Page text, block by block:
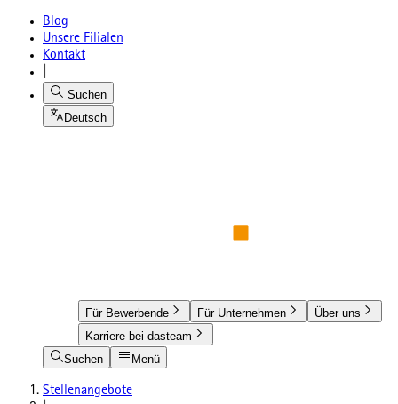
Blog
Unsere Filialen
Kontakt
Suchen
Deutsch
Für Bewerbende Für Unternehmen
Über uns
Karriere bei dasteam
Suchen
Menü
Stellenangebote